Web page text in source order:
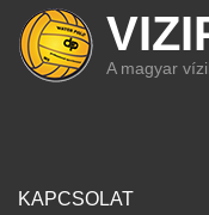
A magyar
KAPCSOLAT